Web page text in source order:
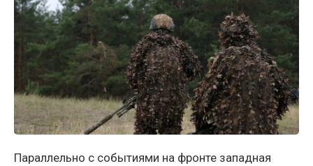
Параллельно с событиями на фронте западная